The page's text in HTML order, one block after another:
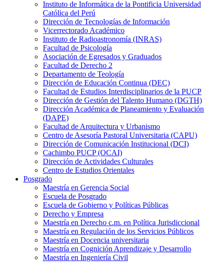
Instituto de Informática de la Pontificia Universidad
Católica del Perú
Dirección de Tecnologías de Información
Vicerrectorado Académico
Instituto de Radioastronomía (INRAS)
Facultad de Psicología
Asociación de Egresados y Graduados
Facultad de Derecho 2
Departamento de Teología
Dirección de Educación Continua (DEC)
Facultad de Estudios Interdisciplinarios de la PUCP
Dirección de Gestión del Talento Humano (DGTH)
Dirección Académica de Planeamiento y Evaluación
(DAPE)
Facultad de Arquitectura y Urbanismo
Centro de Asesoría Pastoral Universitaria (CAPU)
Dirección de Comunicación Institucional (DCI)
Cachimbo PUCP (OCAI)
Dirección de Actividades Culturales
Centro de Estudios Orientales
Posgrado
Maestría en Gerencia Social
Escuela de Posgrado
Escuela de Gobierno y Políticas Públicas
Derecho y Empresa
Maestría en Derecho c.m. en Política Jurisdiccional
Maestría en Regulación de los Servicios Públicos
Maestría en Docencia universitaria
Maestría en Cognición Aprendizaje y Desarrollo
Maestría en Ingeniería Civil